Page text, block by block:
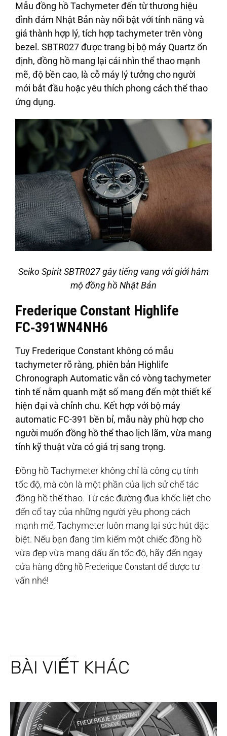
Mẫu đồng hồ Tachymeter đến từ thương hiệu
đình đám Nhật Bản này nổi bật với tính năng và
giá thành hợp lý, tích hợp tachymeter trên vòng
bezel. SBTR027 được trang bị bộ máy Quartz ổn
định, đồng hồ mang lại cái nhìn thể thao mạnh
mẽ, độ bền cao, là cỗ máy lý tưởng cho người
mới bắt đầu hoặc yêu thích phong cách thể thao
ứng dụng.
Seiko Spirit SBTR027 gây tiếng vang với giới hâm
mộ đồng hồ Nhật Bản
Frederique Constant Highlife
FC‑391WN4NH6
Tuy Frederique Constant không có mẫu
tachymeter rõ ràng, phiên bản Highlife
Chronograph Automatic vẫn có vòng tachymeter
tinh tế nằm quanh mặt số mang đến một thiết kế
hiện đại và chỉnh chu. Kết hợp với bộ máy
automatic FC-391 bền bỉ, mẫu này phù hợp cho
người muốn đồng hồ thể thao lịch lãm, vừa mang
tính kỹ thuật vừa có giá trị sang trọng.
Đồng hồ Tachymeter không chỉ là công cụ tính
tốc độ, mà còn là một phần của lịch sử chế tác
đồng hồ thể thao. Từ các đường đua khốc liệt cho
đến cổ tay của những người yêu phong cách
mạnh mẽ, Tachymeter luôn mang lại sức hút đặc
biệt. Nếu bạn đang tìm kiếm một chiếc đồng hồ
vừa đẹp vừa mang dấu ấn tốc độ, hãy đến ngay
cửa hàng đồng hồ Frederique Constant để được tư
vấn nhé!
BÀI VIẾT KHÁC